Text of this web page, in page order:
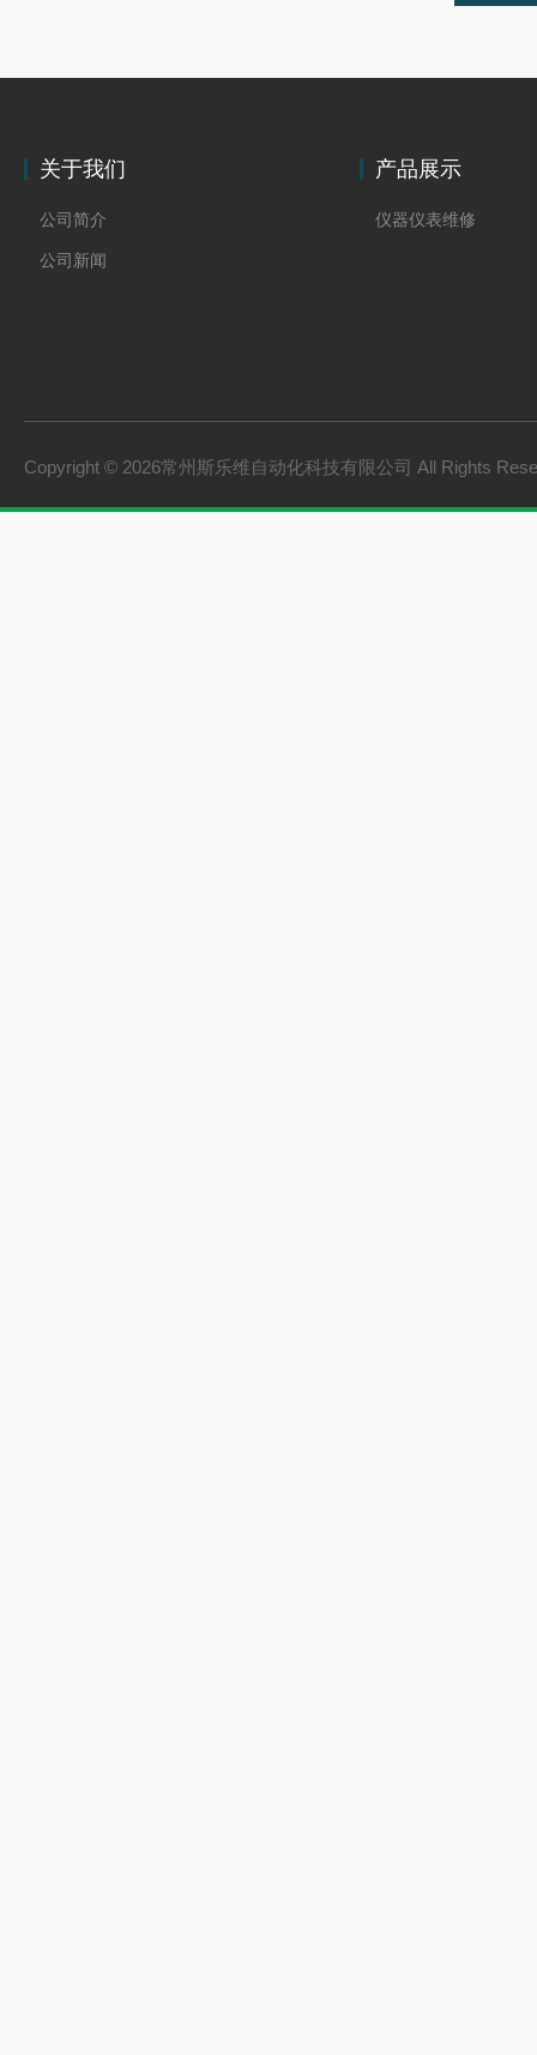
关于我们
公司简介
公司新闻
产品展示
仪器仪表维修
Copyright © 2026常州斯乐维自动化科技有限公司 All Rights